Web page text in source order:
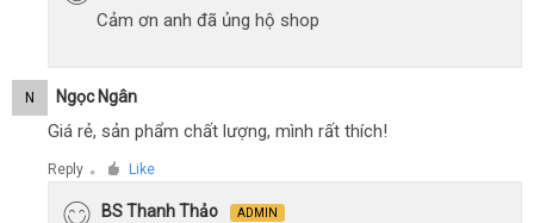
Cảm ơn anh đã ủng hộ shop
N Ngọc Ngân
Giá rẻ, sản phẩm chất lượng, mình rất thích!
Reply ● Like
BS Thanh Thảo ADMIN